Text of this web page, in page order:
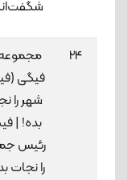
24
فیگی
شهر را
بده! |
رئیس
را نجات